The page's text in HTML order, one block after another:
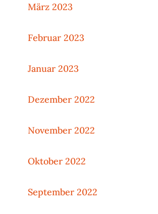
März 2023
Februar 2023
Januar 2023
Dezember 2022
November 2022
Oktober 2022
September 2022